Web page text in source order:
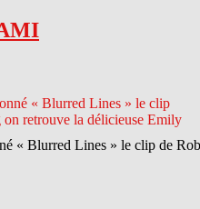
« Blurred Lines » le clip de